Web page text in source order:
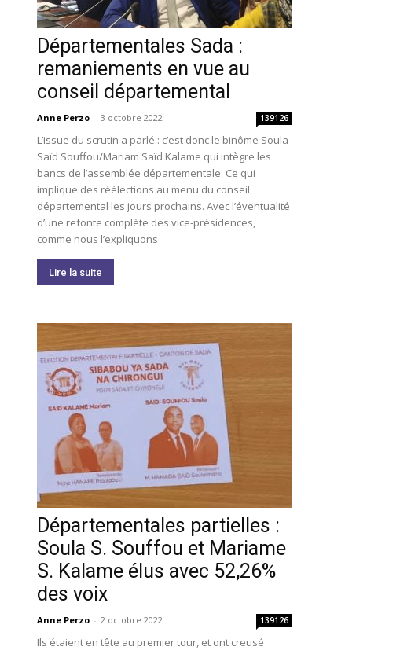
Départementales Sada :
remaniements en vue au
conseil départemental
Anne Perzo - 3 octobre 2022 139126
L’issue du scrutin a parlé : c’est donc le binôme Soula
Saïd Souffou/Mariam Saïd Kalame qui intègre les
bancs de l’assemblée départementale. Ce qui
implique des réélections au menu du conseil
départemental les jours prochains. Avec l’éventualité
d’une refonte complète des vice-présidences,
comme nous l’expliquons
Lire la suite
Départementales partielles :
Soula S. Souffou et Mariame
S. Kalame élus avec 52,26%
des voix
Anne Perzo - 2 octobre 2022 139126
Ils étaient en tête au premier tour, et ont creusé